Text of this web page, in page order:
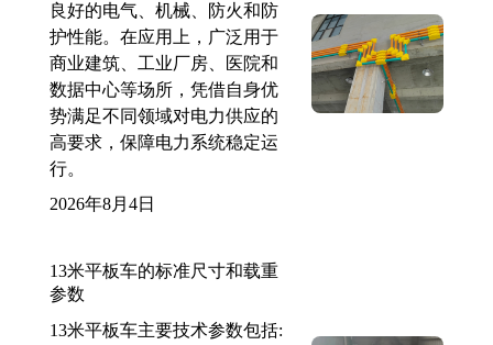
良好的电气、机械、防火和防
护性能。在应用上，广泛用于
商业建筑、工业厂房、医院和
数据中心等场所，凭借自身优
势满足不同领域对电力供应的
高要求，保障电力系统稳定运
行。
2026年8月4日
13米平板车的标准尺寸和载重
参数
13米平板车主要技术参数包括: